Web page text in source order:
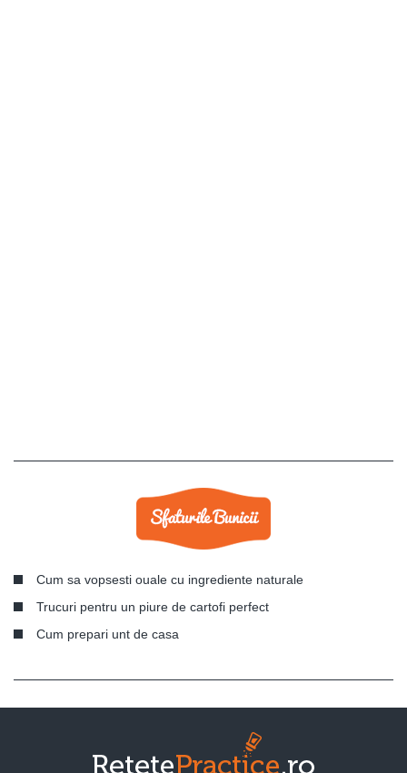
Cum sa vopsesti ouale cu ingrediente naturale
Trucuri pentru un piure de cartofi perfect
Cum prepari unt de casa